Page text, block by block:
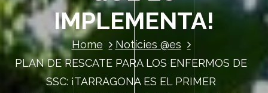
IMPLEMENTA!
Home
Notícies @es
PLAN DE RESCATE PARA LOS ENFERMOS DE
SSC: ¡TARRAGONA ES EL PRIMER